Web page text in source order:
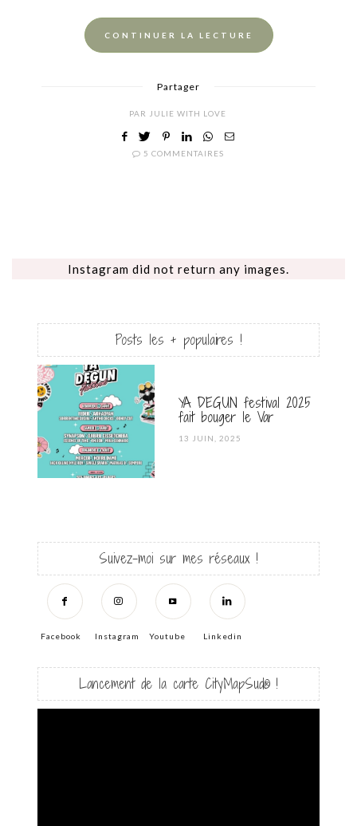
CONTINUER LA LECTURE
Partager
PAR JULIE WITH LOVE
5 COMMENTAIRES
Instagram did not return any images.
Posts les + populaires !
YA DEGUN festival 2025
fait bouger le Var
POSTED
13 JUIN, 2025
Suivez-moi sur mes réseaux !
Facebook Instagram Youtube Linkedin
Lancement de la carte CityMapSud® !